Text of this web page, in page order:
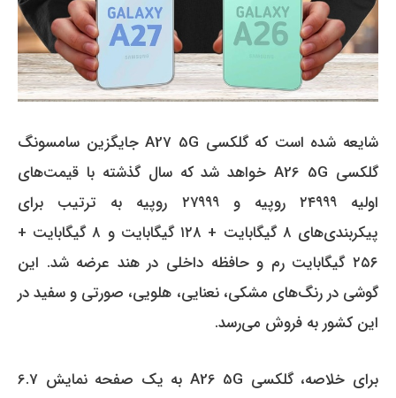
شایعه شده است که گلکسی A27 5G جایگزین سامسونگ
گلکسی A26 5G خواهد شد که سال گذشته با قیمت‌های
اولیه ۲۴۹۹۹ روپیه و ۲۷۹۹۹ روپیه به ترتیب برای
پیکربندی‌های ۸ گیگابایت + ۱۲۸ گیگابایت و ۸ گیگابایت +
۲۵۶ گیگابایت رم و حافظه داخلی در هند عرضه شد.
این
گوشی در رنگ‌های مشکی، نعنایی، هلویی، صورتی و سفید در
این کشور به فروش می‌رسد.
برای خلاصه، گلکسی A26 5G به یک صفحه نمایش 6.7